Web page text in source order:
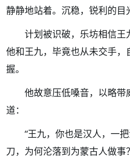
静静地站着。沉稳，锐利的目
计划被识破，乐坊相信王
他和王九，毕竟也从未交手
握。
他故意压低嗓音，以略带
道：
“王九，你也是汉人，一
刀，为何沦落到为蒙古人做事